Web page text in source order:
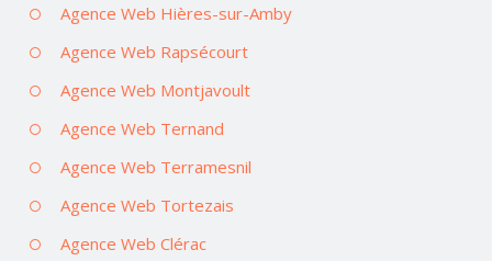
Agence Web Hières-sur-Amby
Agence Web Rapsécourt
Agence Web Montjavoult
Agence Web Ternand
Agence Web Terramesnil
Agence Web Tortezais
Agence Web Clérac